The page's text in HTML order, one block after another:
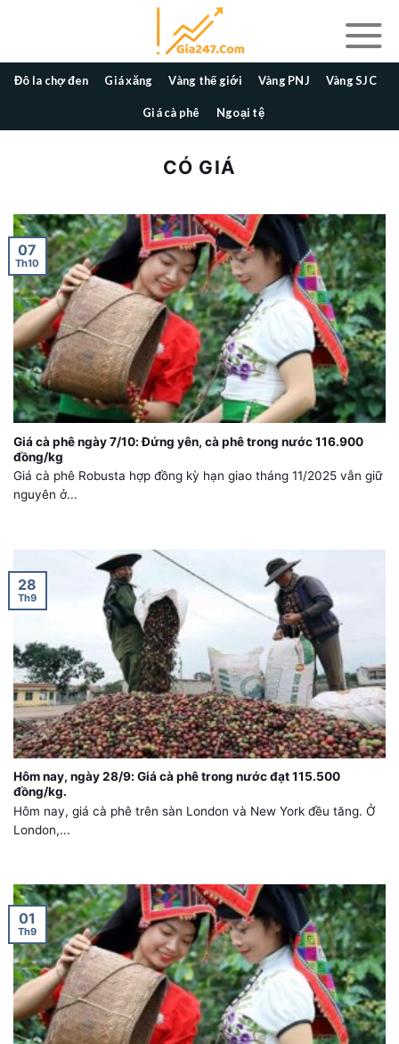
Đô la chợ đen Giá xăng Vàng thế giới Vàng PNJ Vàng SJC
Giá cà phê Ngoại tệ
CÓ GIÁ
Giá cà phê ngày 7/10: Đứng yên, cà phê trong nước 116.900
đồng/kg
Giá cà phê Robusta hợp đồng kỳ hạn giao tháng 11/2025 vẫn giữ
nguyên ở...
07
Th10
Hôm nay, ngày 28/9: Giá cà phê trong nước đạt 115.500
đồng/kg.
Hôm nay, giá cà phê trên sàn London và New York đều tăng. Ở
London,...
28
Th9
01
Th9